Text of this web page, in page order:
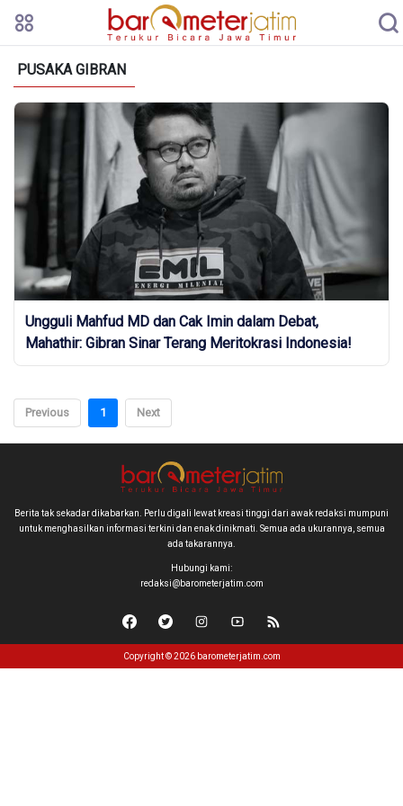
PUSAKA GIBRAN
Ungguli Mahfud MD dan Cak Imin dalam Debat,
Mahathir: Gibran Sinar Terang Meritokrasi Indonesia!
Previous 1 Next
Berita tak sekadar dikabarkan. Perlu digali lewat kreasi tinggi dari awak redaksi mumpuni
untuk menghasilkan informasi terkini dan enak dinikmati. Semua ada ukurannya, semua
ada takarannya.
Hubungi kami:
redaksi@barometerjatim.com
Copyright © 2026 barometerjatim.com